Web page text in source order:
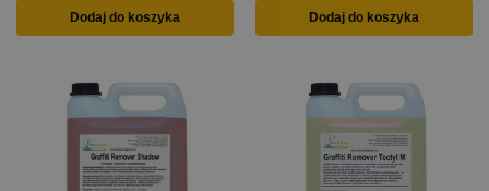
Dodaj do koszyka Dodaj do koszyka